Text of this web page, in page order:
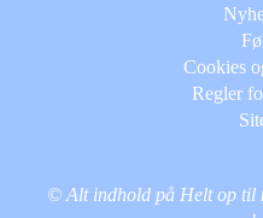
Cookies
Regler
© Alt indhold på Helt op til